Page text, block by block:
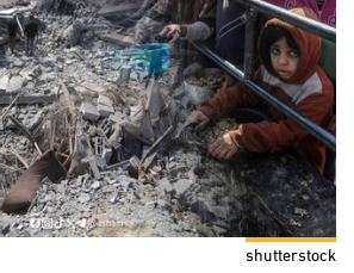
shutterstock